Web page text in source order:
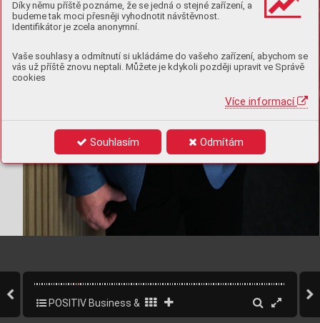
Díky němu příště poznáme, že se jedná o stejné zařízení, a
budeme tak moci přesněji vyhodnotit návštěvnost.
Identifikátor je zcela anonymní.
Vaše souhlasy a odmítnutí si ukládáme do vašeho zařízení, abychom se
vás už příště znovu neptali. Můžete je kdykoli později upravit ve Správě
cookies
Více informací
Souhlasím Odmítám
POSITIV Business & Style 1/2023